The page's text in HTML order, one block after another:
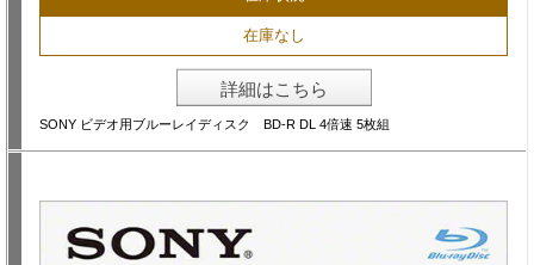
在庫なし
詳細はこちら
SONY ビデオ用ブルーレイディスク BD-R DL 4倍速 5枚組